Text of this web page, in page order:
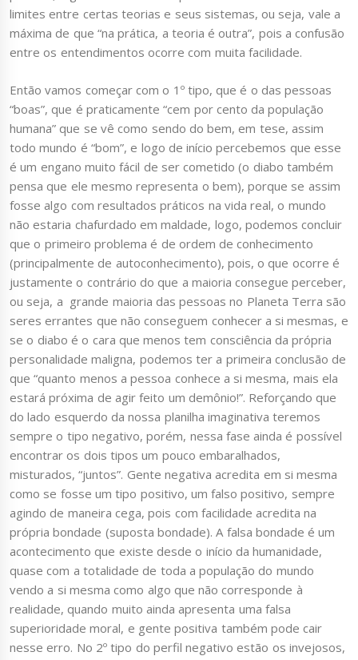
limites entre certas teorias e seus sistemas, ou seja, vale a
máxima de que “na prática, a teoria é outra”, pois a confusão
entre os entendimentos ocorre com muita facilidade.
Então vamos começar com o 1º tipo, que é o das pessoas
“boas”, que é praticamente “cem por cento da população
humana” que se vê como sendo do bem, em tese, assim
todo mundo é “bom”, e logo de início percebemos que esse
é um engano muito fácil de ser cometido (o diabo também
pensa que ele mesmo representa o bem), porque se assim
fosse algo com resultados práticos na vida real, o mundo
não estaria chafurdado em maldade, logo, podemos concluir
que o primeiro problema é de ordem de conhecimento
(principalmente de autoconhecimento), pois, o que ocorre é
justamente o contrário do que a maioria consegue perceber,
ou seja, a grande maioria das pessoas no Planeta Terra são
seres errantes que não conseguem conhecer a si mesmas, e
se o diabo é o cara que menos tem consciência da própria
personalidade maligna, podemos ter a primeira conclusão de
que “quanto menos a pessoa conhece a si mesma, mais ela
estará próxima de agir feito um demônio!”. Reforçando que
do lado esquerdo da nossa planilha imaginativa teremos
sempre o tipo negativo, porém, nessa fase ainda é possível
encontrar os dois tipos um pouco embaralhados,
misturados, “juntos”. Gente negativa acredita em si mesma
como se fosse um tipo positivo, um falso positivo, sempre
agindo de maneira cega, pois com facilidade acredita na
própria bondade (suposta bondade). A falsa bondade é um
acontecimento que existe desde o início da humanidade,
quase com a totalidade de toda a população do mundo
vendo a si mesma como algo que não corresponde à
realidade, quando muito ainda apresenta uma falsa
superioridade moral, e gente positiva também pode cair
nesse erro. No 2º tipo do perfil negativo estão os invejosos,